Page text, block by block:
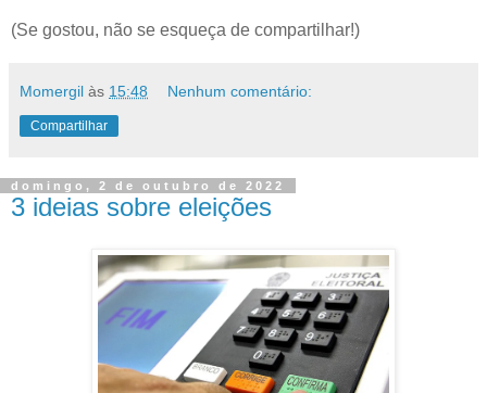
(Se gostou, não se esqueça de compartilhar!)
Momergil às 15:48 Nenhum comentário:
Compartilhar
domingo, 2 de outubro de 2022
3 ideias sobre eleições